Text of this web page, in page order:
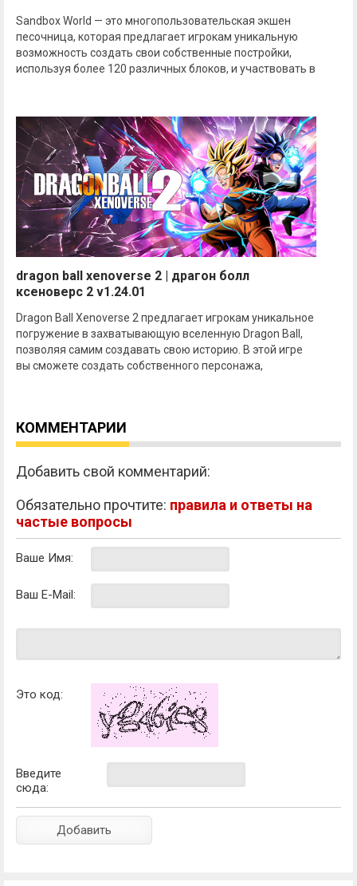
Sandbox World — это многопользовательская экшен
песочница, которая предлагает игрокам уникальную
возможность создать свои собственные постройки,
используя более 120 различных блоков, и участвовать в
dragon ball xenoverse 2 | драгон болл
ксеноверс 2 v1.24.01
Dragon Ball Xenoverse 2 предлагает игрокам уникальное
погружение в захватывающую вселенную Dragon Ball,
позволяя самим создавать свою историю. В этой игре
вы сможете создать собственного персонажа,
КОММЕНТАРИИ
Добавить свой комментарий:
Обязательно прочтите: правила и ответы на
частые вопросы
Ваше Имя:
Ваш E-Mail:
Это код:
Введите
сюда: